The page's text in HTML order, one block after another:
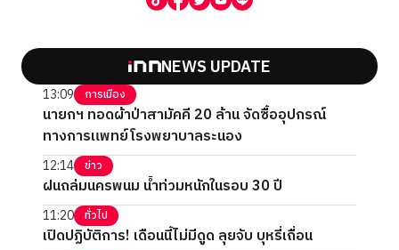
NEWS UPDATE
13:09 การเมือง
นายกฯ ทอดผ้าป่าสามัคคี 20 ล้าน จัดซื้ออุปกรณ์
ทางการแพทย์โรงพยาบาลระนอง
12:14 ข่าว
ฝนถล่มนครพนม น้ำท่วมหนักในรอบ 30 ปี
11:20 ทั่วไป
เปิดปฏิบัติการ! เดือนนี้ไม่มีดูด ลุยจับ บุหรี่เถื่อน